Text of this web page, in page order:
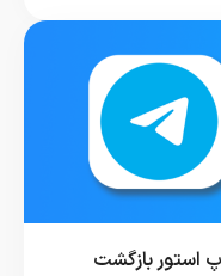
استور بازگشت